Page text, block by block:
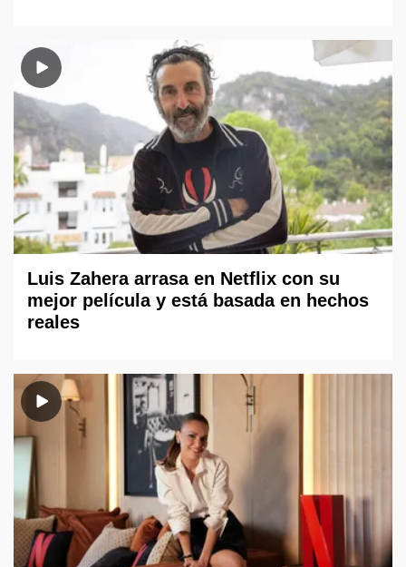
Luis Zahera arrasa en Netflix con su
mejor película y está basada en hechos
reales